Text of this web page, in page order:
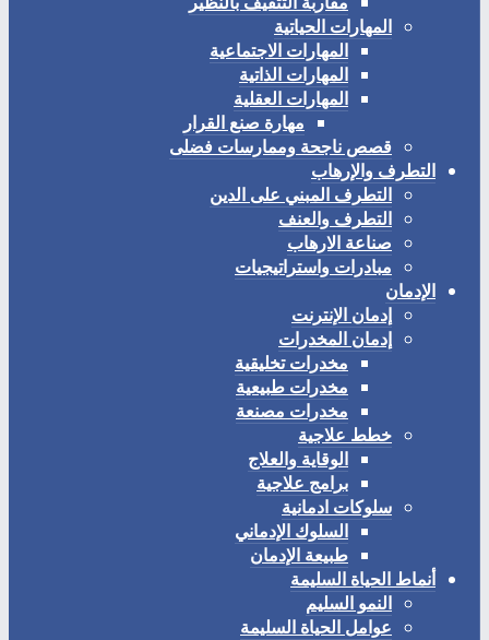
المهارات الحياتية
المهارات الاجتماعية
المهارات الذاتية
المهارات العقلية
مهارة صنع القرار
قصص ناجحة وممارسات فضلى
التطرف والإرهاب
التطرف المبني على الدين
التطرف والعنف
صناعة الارهاب
مبادرات واستراتيجيات
الإدمان
إدمان الإنترنت
إدمان المخدرات
مخدرات تخليقية
مخدرات طبيعية
مخدرات مصنعة
خطط علاجية
الوقاية والعلاج
برامج علاجية
سلوكات ادمانية
السلوك الإدماني
طبيعة الإدمان
أنماط الحياة السليمة
النمو السليم
عوامل الحياة السليمة